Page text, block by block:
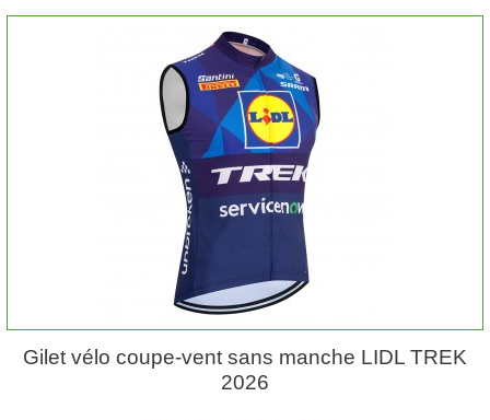
Gilet vélo coupe-vent sans manche LIDL TREK
2026